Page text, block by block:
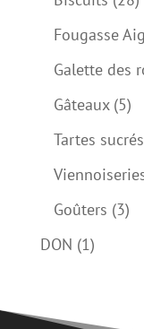
Fougasse
Galette des
Gâteaux 55
Tartes sucrés
Goûters 33
DON 11